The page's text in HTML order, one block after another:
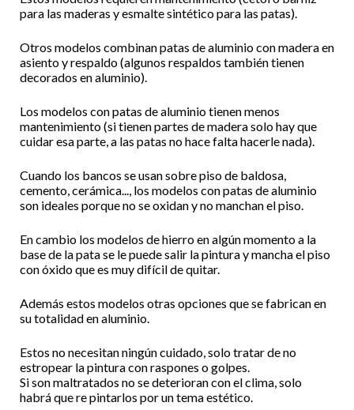
para las maderas y esmalte sintético para las patas).
Otros modelos combinan patas de aluminio con madera en
asiento y respaldo (algunos respaldos también tienen
decorados en aluminio).
Los modelos con patas de aluminio tienen menos
mantenimiento (si tienen partes de madera solo hay que
cuidar esa parte, a las patas no hace falta hacerle nada).
Cuando los bancos se usan sobre piso de baldosa,
cemento, cerámica..., los modelos con patas de aluminio
son ideales porque no se oxidan y no manchan el piso.
En cambio los modelos de hierro en algún momento a la
base de la pata se le puede salir la pintura y mancha el piso
con óxido que es muy difícil de quitar.
Además estos modelos otras opciones que se fabrican en
su totalidad en aluminio.
Estos no necesitan ningún cuidado, solo tratar de no
estropear la pintura con raspones o golpes.
Si son maltratados no se deterioran con el clima, solo
habrá que re pintarlos por un tema estético.